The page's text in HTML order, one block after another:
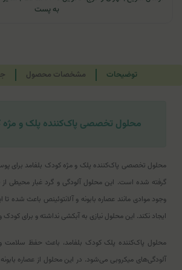
به پست
توضیحات مشخصات محصول
محلول تخصصی پاک‌کننده پلک و مژه
محلول تخصصی پاک‌کننده پلک و مژه کودک بلفامد برای
گرفته شده است. این محلول آلودگی و گرد غبار محیطی
وجود موادی مانند عصاره بابونه و آلانتوئینص باعث شده
ایجاد نکند. این محلول نیازی به آبکشی نداشته و برای کودک
محلول پاک‌کننده پلک کودک بلفامد، باعث حفظ
آلودگی‌های میکروبی می‌شود. در این محلول از عصاره